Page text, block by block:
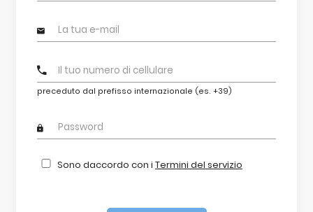
preceduto dal prefisso internazionale (es. +39)
Sono daccordo con i Termini del servizio